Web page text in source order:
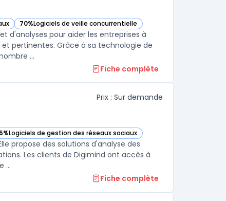
70%Logiciels de veille concurrentielle
— voir Meltwater dans cette catégorie
d'analyses pour aider les entreprises à
pertinentes. Grâce à sa technologie de
...
Fiche complète
Prix : Sur demande
Logiciels de gestion des réseaux sociaux
Digimind dans cette catégorie
propose des solutions d'analyse des
Les clients de Digimind ont accès à
...
Fiche complète